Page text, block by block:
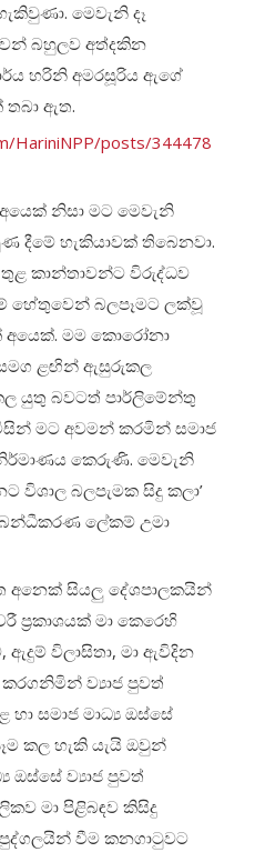
මෙවැනි දෑ
බහුලව අත්දකින
හරිනි අමරසූරිය ඇගේ
ඇත.
HariniNPP/posts/344478
නිසා මට මෙවැනි
දීමේ හැකියාවක් තිබෙනවා.
තුළ කාන්තාවන්ට විරුද්ධව
හේතුවෙන් බලපෑමට ලක්වූ
අයෙක්. මම කොරෝනා
සමග ළඟින් ඇසුරුකල
යුතු බවටත් පාර්ලිමේන්තු
මට අවමන් කරමින් සමාජ
කෙරුණි. මෙවැනි
විශාල බලපැමක සිදු කලා’
ලේකම් උමා
අනෙක් සියලු දේශපාලකයින්
මා කෙරෙහි
ඇදුම් විලාසිතා, මා ඇවිදින
ව්‍යාජ පුවත්
සමාජ මාධ්‍ය ඔස්සේ
කල හැකි යැයි ඔවුන්
ඔස්සේ ව්‍යාජ පුවත්
මා පිළිබඳව කිසිදු
වීම කනගාටුවට